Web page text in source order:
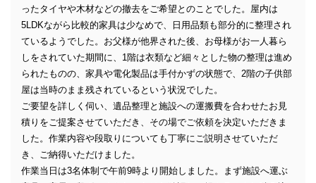
ったタイヤや木材などの撤去をご希望とのことでした。屋内は
5LDKながら比較的家具は少なめで、日用品類も部分的に整理され
ているようでした。お父様が他界された後、お母様がお一人暮ら
しをされていた期間に、1階は衣類など細々とした物の整理は進め
られたものの、家具や電化製品は手付かずの状態で、2階の子供部
屋は当時のまま残されているという状況でした。
ご要望を詳しく伺い、遺品整理と施設への運搬費を合わせたお見
積りをご提案させていただき、その場でご依頼を決定いただきま
した。作業内容や段取りについても丁寧にご説明させていただ
き、ご納得いただけました。
作業当日は3名体制で午前9時より開始しました。まず施設へ運ぶ